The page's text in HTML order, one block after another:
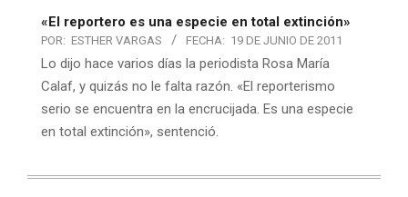
«El reportero es una especie en total extinción»
POR: ESTHER VARGAS FECHA: 19 DE JUNIO DE 2011
Lo dijo hace varios días la periodista Rosa María
Calaf, y quizás no le falta razón. «El reporterismo
serio se encuentra en la encrucijada. Es una especie
en total extinción», sentenció.